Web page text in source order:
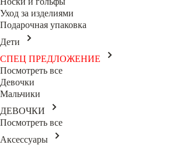
Уход за изделиями
Подарочная упаковка
Дети
СПЕЦ ПРЕДЛОЖЕНИЕ
Посмотреть все
Девочки
Мальчики
ДЕВОЧКИ
Посмотреть все
Аксессуары